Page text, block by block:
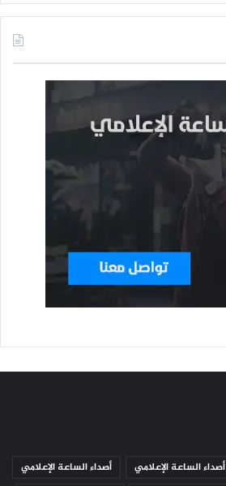
أصداء الساعة الإعلامي
أصداء الساعة الإعلامي